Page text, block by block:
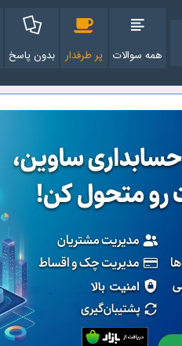
همه سوالات پر طرفدار بدون پاسخ